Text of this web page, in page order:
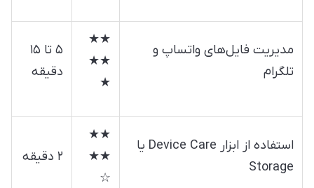
مدیریت فایل‌های واتساپ و
تلگرام
★★
★★
★
۵ تا ۱۵
دقیقه
استفاده از ابزار Device Care یا
Storage
★★
★★
☆
۲ دقیقه